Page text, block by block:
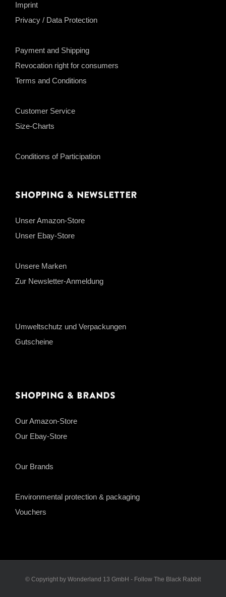
Imprint
Privacy / Data Protection
Payment and Shipping
Revocation right for consumers
Terms and Conditions
Customer Service
Size-Charts
Conditions of Participation
Shopping & Newsletter
Unser Amazon-Store
Unser Ebay-Store
Unsere Marken
Zur Newsletter-Anmeldung
Umweltschutz und Verpackungen
Gutscheine
Shopping & Brands
Our Amazon-Store
Our Ebay-Store
Our Brands
Environmental protection & packaging
Vouchers
© Copyright by Wonderland 13 GmbH - Follow The Black Rabbit